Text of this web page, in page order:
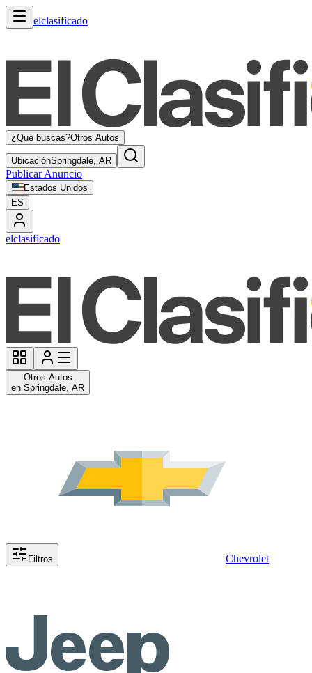
elclasificado
¿Qué buscas?Otros Autos
UbicaciónSpringdale, AR
Publicar Anuncio
Estados Unidos
ES
elclasificado
Otros Autos
en Springdale, AR
Filtros Chevrolet